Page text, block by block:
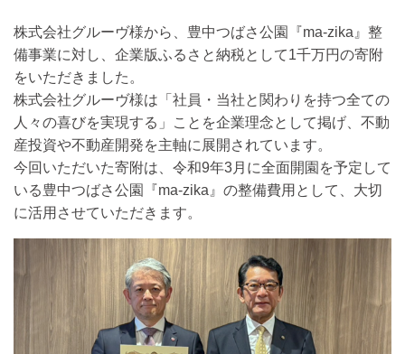
株式会社グルーヴ様から、豊中つばさ公園『ma-zika』整
備事業に対し、企業版ふるさと納税として1千万円の寄附
をいただきました。
株式会社グルーヴ様は「社員・当社と関わりを持つ全ての
人々の喜びを実現する」ことを企業理念として掲げ、不動
産投資や不動産開発を主軸に展開されています。
今回いただいた寄附は、令和9年3月に全面開園を予定して
いる豊中つばさ公園『ma-zika』の整備費用として、大切
に活用させていただきます。